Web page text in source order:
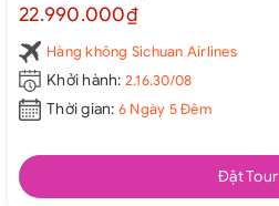
22.990.000₫
Hàng không Sichuan Airlines
Khởi hành: 2.16.30/08
Thời gian: 6 Ngày 5 Đêm
Đặt Tour